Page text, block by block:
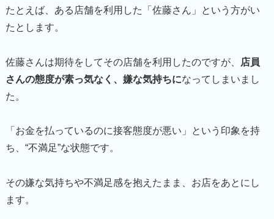
たとえば、ある店舗を利用した「佐藤さん」という方がい
たとします。
佐藤さんは期待をしてその店舗を利用したのですが、
店員
さんの態度が素っ気なく、嫌な気持ちになってしまいまし
た。
「お金を払っているのに接客態度が悪い」という印象を持
ち、“不満足”な状態です。
その嫌な気持ちや不満足感を抱えたまま、お店をあとにし
ます。